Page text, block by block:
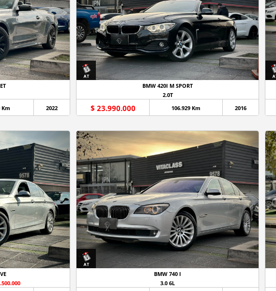
Km 2022
BMW 420I M SPORT
2.0T
$ 23.990.000 106.929 Km 2016
BMW 740 I
3.0 6L